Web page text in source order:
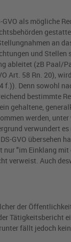
GVO als mögliche
an
und Stellen
ableitet (zB Paal/
Art. 58 Rn. 20),
f.)). Denn sowohl
bestimmte
gehaltene,
werden,
verwundert es
GVO übersehen
"im Einklang mit
verweist. Auch
der
Tätigkeitsbericht
fällt jedoch